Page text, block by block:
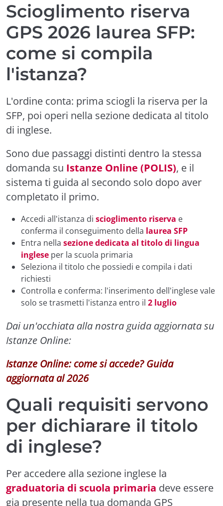
Scioglimento riserva
GPS 2026 laurea SFP:
come si compila
l'istanza?
L'ordine conta: prima sciogli la riserva per la
SFP, poi operi nella sezione dedicata al titolo
di inglese.
Sono due passaggi distinti dentro la stessa
domanda su Istanze Online (POLIS), e il
sistema ti guida al secondo solo dopo aver
completato il primo.
Accedi all'istanza di scioglimento riserva e
conferma il conseguimento della laurea SFP
Entra nella sezione dedicata al titolo di lingua
inglese per la scuola primaria
Seleziona il titolo che possiedi e compila i dati
richiesti
Controlla e conferma: l'inserimento dell'inglese vale
solo se trasmetti l'istanza entro il 2 luglio
Dai un'occhiata alla nostra guida aggiornata su
Istanze Online:
Istanze Online: come si accede? Guida
aggiornata al 2026
Quali requisiti servono
per dichiarare il titolo
di inglese?
Per accedere alla sezione inglese la
graduatoria di scuola primaria deve essere
gia presente nella tua domanda GPS